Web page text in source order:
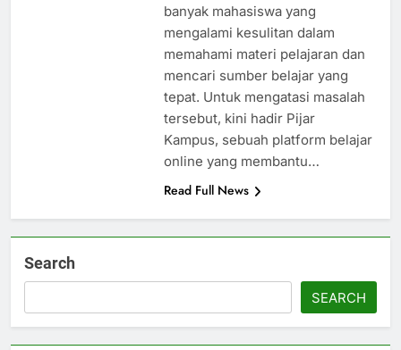
banyak mahasiswa yang
mengalami kesulitan dalam
memahami materi pelajaran dan
mencari sumber belajar yang
tepat. Untuk mengatasi masalah
tersebut, kini hadir Pijar
Kampus, sebuah platform belajar
online yang membantu…
Read Full News
Search
SEARCH